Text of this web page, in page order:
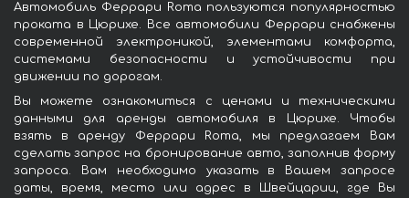
Автомобиль Феррари Roma пользуются популярностью
проката в Цюрихе. Все автомобили Феррари снабжены
современной электроникой, элементами комфорта,
системами безопасности и устойчивости при
движении по дорогам.
Вы можете ознакомиться с ценами и техническими
данными для аренды автомобиля в Цюрихе. Чтобы
взять в аренду Феррари Roma, мы предлагаем Вам
сделать запрос на бронирование авто, заполнив форму
запроса. Вам необходимо указать в Вашем запросе
даты, время, место или адрес в Швейцарии, где Вы